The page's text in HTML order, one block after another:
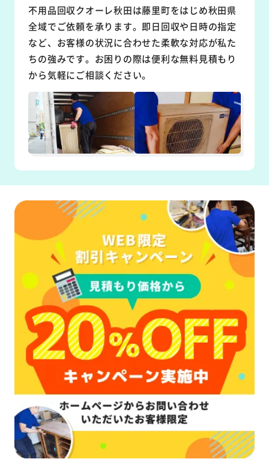
不用品回収クオーレ秋田は藤里町をはじめ秋田県
全域でご依頼を承ります。即日回収や日時の指定
など、お客様の状況に合わせた柔軟な対応が私た
ちの強みです。お困りの際は便利な無料見積もり
から気軽にご相談ください。